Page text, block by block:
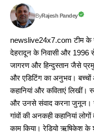
ByRajesh Pandey
newslive24x7.com टीम के
देहरादून के निवासी और 1996
जागरण और हिन्दुस्तान जैसे प्रमुख
और एडिटिंग का अनुभव।
कहानियां और कविताएं लिखीं।
और उनसे संवाद करना जुनून।
गांवों की अनकही कहानियां
काम किया। रेडियो ऋषिकेश के